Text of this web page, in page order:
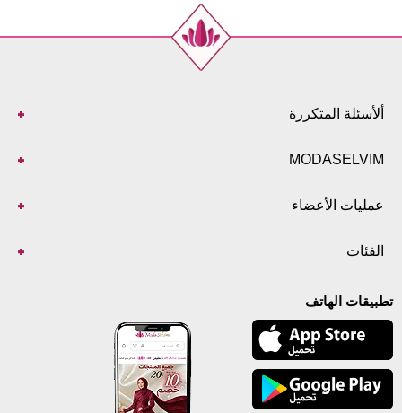
ألأسئلة المتكررة
MODASELVIM
عمليات الأعضاء
الفئات
تطبيقات الهاتف